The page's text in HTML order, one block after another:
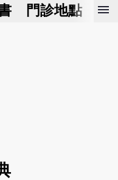
門診地點 預
menu